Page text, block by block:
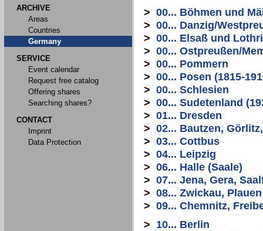
ARCHIVE
Areas
Countries
Germany
SERVICE
Event calendar
Request free catalog
Offering shares
Searching shares?
CONTACT
Imprint
Data Protection
> 00... Böhmen und
> 00... Danzig/
> 00... Elsaß und
> 00... Ostpreußen/
> 00... Pommern
> 00... Posen (1815-
> 00... Schlesien
> 00... Sudetenland
> 01... Dresden
> 02... Bautzen,
> 03... Cottbus
> 04... Leipzig
> 06... Halle (Saale)
> 07... Jena, Gera,
> 08... Zwickau, Plauen
> 09... Chemnitz,
> 10... Berlin